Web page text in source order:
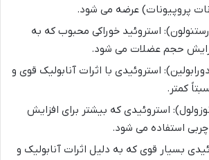
پروپیونات) عرضه می شود.
استروئید خوراکی محبوب که به
حجم عضلات می شود.
استروئیدی با اثرات آنابولیک قوی و
کمتر.
استروئیدی که بیشتر برای افزایش
استفاده می شود.
بسیار قوی که به دلیل اثرات آنابولیک و